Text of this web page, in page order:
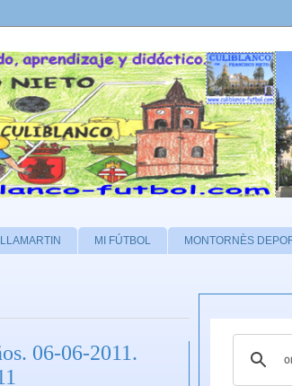
MI FÚTBOL MONTORNÈS
06-06-2011.